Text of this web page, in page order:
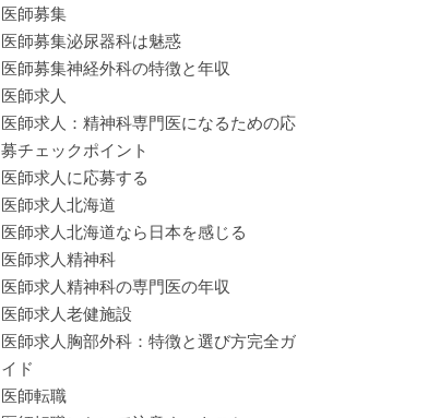
医師募集
医師募集泌尿器科は魅惑
医師募集神経外科の特徴と年収
医師求人
医師求人：精神科専門医になるための応
募チェックポイント
医師求人に応募する
医師求人北海道
医師求人北海道なら日本を感じる
医師求人精神科
医師求人精神科の専門医の年収
医師求人老健施設
医師求人胸部外科：特徴と選び方完全ガ
イド
医師転職